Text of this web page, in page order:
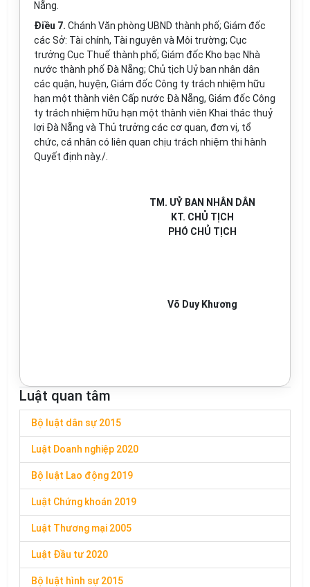
Nẵng.
Điều 7. Chánh Văn phòng UBND thành phố; Giám đốc
các Sở: Tài chính, Tài nguyên và Môi trường; Cục
trưởng Cục Thuế thành phố; Giám đốc Kho bạc Nhà
nước thành phố Đà Nẵng; Chủ tịch Uỷ ban nhân dân
các quận, huyện, Giám đốc Công ty trách nhiệm hữu
hạn một thành viên Cấp nước Đà Nẵng, Giám đốc Công
ty trách nhiệm hữu hạn một thành viên Khai thác thuỷ
lợi Đà Nẵng và Thủ trưởng các cơ quan, đơn vị, tổ
chức, cá nhân có liên quan chịu trách nhiệm thi hành
Quyết định này./.
TM. UỶ BAN NHÂN DÂN
KT. CHỦ TỊCH
PHÓ CHỦ TỊCH
Võ Duy Khương
Luật quan tâm
Bộ luật dân sự 2015
Luật Doanh nghiệp 2020
Bộ luật Lao động 2019
Luật Chứng khoán 2019
Luật Thương mại 2005
Luật Đầu tư 2020
Bộ luật hình sự 2015